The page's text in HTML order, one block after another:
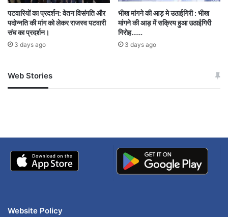
शोक की लहर है। अधिकारियों ने शहीद जवानों को
श्रद्धांजलि दी है और घायल जवान के शीघ्र स्वस्थ होने की
कामना की है।
Dhamtari road accident
पटवारियों का प्रदर्शन: वेतन विसंगति और
पदोन्नति की मांग को लेकर राजस्व पटवारी
संघ का प्रदर्शन।
3 days ago
भीख मांगने की आड़ मे उठाईगिरी : भीख
मांगने की आड़ में सक्रिय हुआ उठाईगिरी
गिरोह……
3 days ago
Web Stories
जम्मू-कश्मीर में बारिश से
अपडेट
खाई में धक्का… आरोपियों ने
Website Policy